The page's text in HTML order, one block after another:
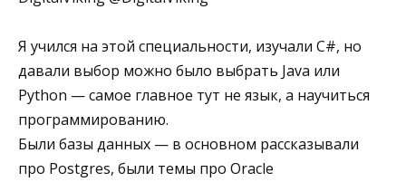
Я учился на этой специальности, изучали C#, но
давали выбор можно было выбрать Java или
Python — самое главное тут не язык, а научиться
программированию.
Были базы данных — в основном рассказывали
про Postgres, были темы про Oracle